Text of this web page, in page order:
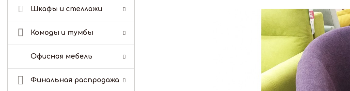
Шкафы и стеллажи
Комоды и тумбы
Офисная мебель
Финальная распродажа